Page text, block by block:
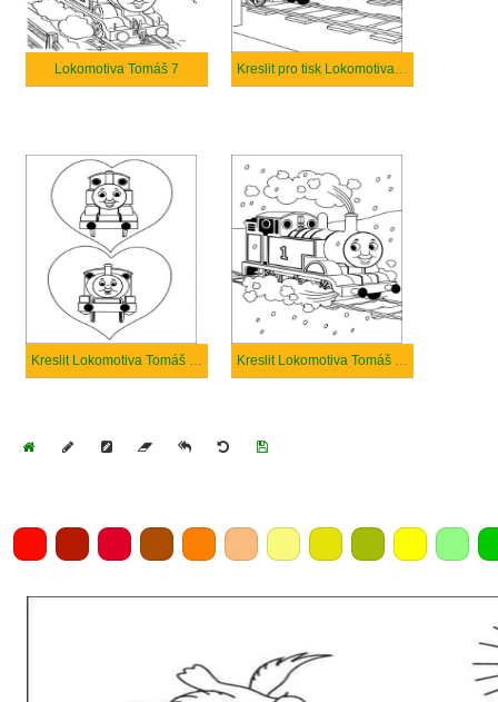
Lokomotiva Tomáš 7 Kreslit pro tisk Lokomotiva Tomáš
Kreslit Lokomotiva Tomáš láska Kreslit Lokomotiva Tomáš pro tisk